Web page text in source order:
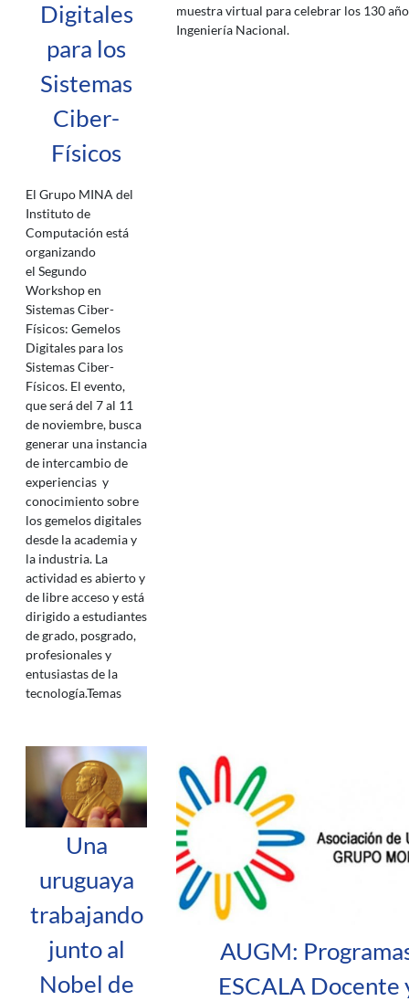
Digitales
para los
Sistemas
Ciber-
Físicos
El Grupo MINA del
Instituto de
Computación está
organizando
el Segundo
Workshop en
Sistemas Ciber-
Físicos: Gemelos
Digitales para los
Sistemas Ciber-
Físicos. El evento,
que será del 7 al 11
de noviembre, busca
generar una instancia
de intercambio de
experiencias y
conocimiento sobre
los gemelos digitales
desde la academia y
la industria. La
actividad es abierto y
de libre acceso y está
dirigido a estudiantes
de grado, posgrado,
profesionales y
entusiastas de la
tecnología.Temas
muestra virtual para celebrar los 130
Ingeniería Nacional.
Una
uruguaya
trabajando
junto al
Nobel de
AUGM:
ESCALA Docente